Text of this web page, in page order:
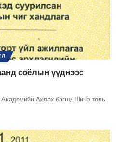
соёлын үүднээс
Ахлах багш/ Шинэ толь